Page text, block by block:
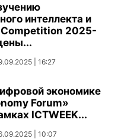
интеллекта и
Competition 2025-
| 16:27
экономике
Forum»
ICTWEEK...
| 10:07